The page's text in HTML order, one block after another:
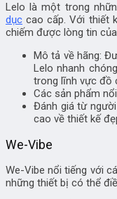
Lelo là một trong
dục cao cấp. Với thiết
chiếm được lòng tin
Mô tả về hãng:
Lelo nhanh
trong lĩnh vực đồ
Các sản phẩm
Đánh giá từ
cao về thiết kế
We-Vibe
We-Vibe nổi tiếng với
những thiết bị có thể